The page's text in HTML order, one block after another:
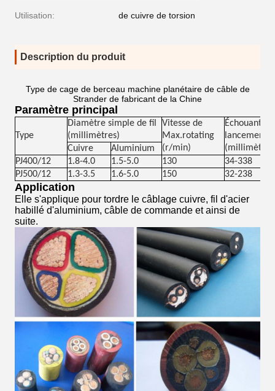
Utilisation: de cuivre de torsion
Description du produit
Type de cage de berceau machine planétaire de câble de
Strander de fabricant de la Chine
Paramètre principal
Type
Diamètre simple de fil
(millimètres)
Vitesse de
Max.rotating
(r/min)
Échouant le
lancement
(millimètre)
Cuivre
Aluminium
PJ400/12
1.8-4.0 1.5-5.0 130
34-338
PJ500/12
1.3-3.5 1.6-5.0 150 32-238
Application
Elle s'applique pour tordre le câblage cuivre, fil d'acier
habillé d'aluminium, câble de commande et ainsi de
suite.